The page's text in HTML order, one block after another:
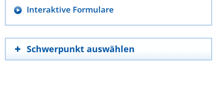
Interaktive Formulare
Schwerpunkt auswählen